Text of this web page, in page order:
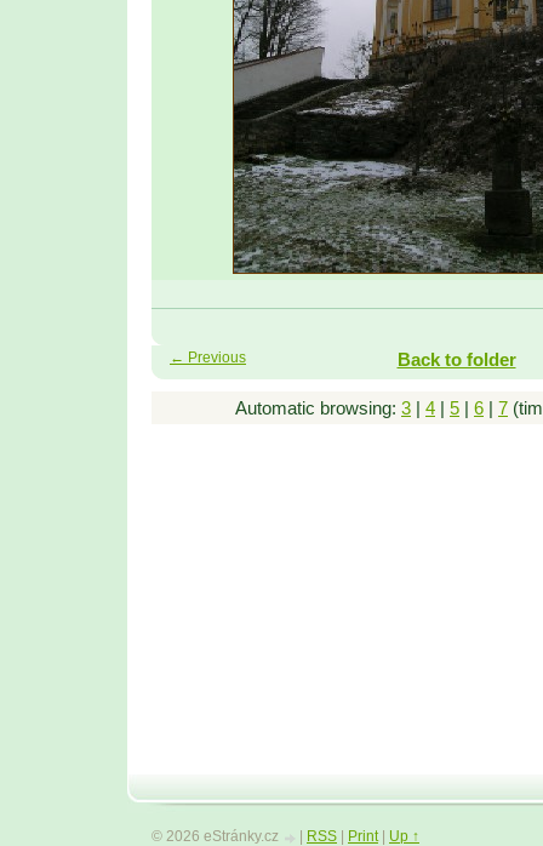
← Previous Back to folder
Automatic browsing: 3 | 4 | 5 | 6 | 7
© 2026 eStránky.cz RSS Print| Up ↑